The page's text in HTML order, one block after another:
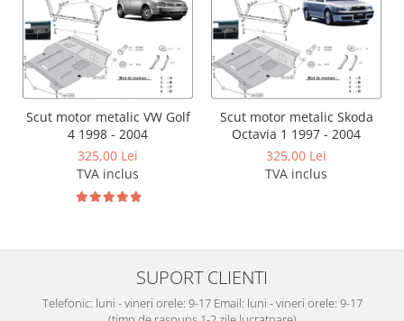
Carlige MG
Carlige Mini
Carlige Mitsubishi
Carlige Nissan
Carlige Omoda
Carlige Opel
Carlige Peugeot
Carlige Plymouth
Scut motor metalic VW Golf
4 1998 - 2004
325,00 Lei
TVA inclus
Scut motor metalic Skoda
Octavia 1 1997 - 2004
325,00 Lei
TVA inclus
SUPORT CLIENTI
Telefonic: luni - vineri orele: 9-17 Email: luni - vineri orele: 9-17